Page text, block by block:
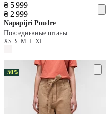
₴ 5 999
₴ 2 999
Napapijri Poudre
Повседневные штаны
XS S M L XL
−50%